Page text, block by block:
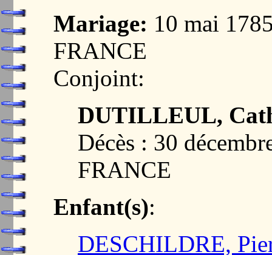
Mariage: 10 mai
FRANCE
Conjoint:
DUTILLEUL,
Décès : 30
FRANCE
Enfant(s):
DESCHILDRE,